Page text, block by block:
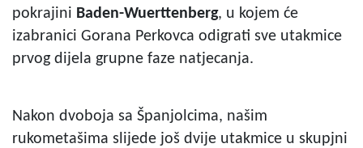
pokrajini Baden-Wuerttenberg, u kojem će
izabranici Gorana Perkovca odigrati sve utakmice
prvog dijela grupne faze natjecanja.
Nakon dvoboja sa Španjolcima, našim
rukometašima slijede još dvije utakmice u skupjni